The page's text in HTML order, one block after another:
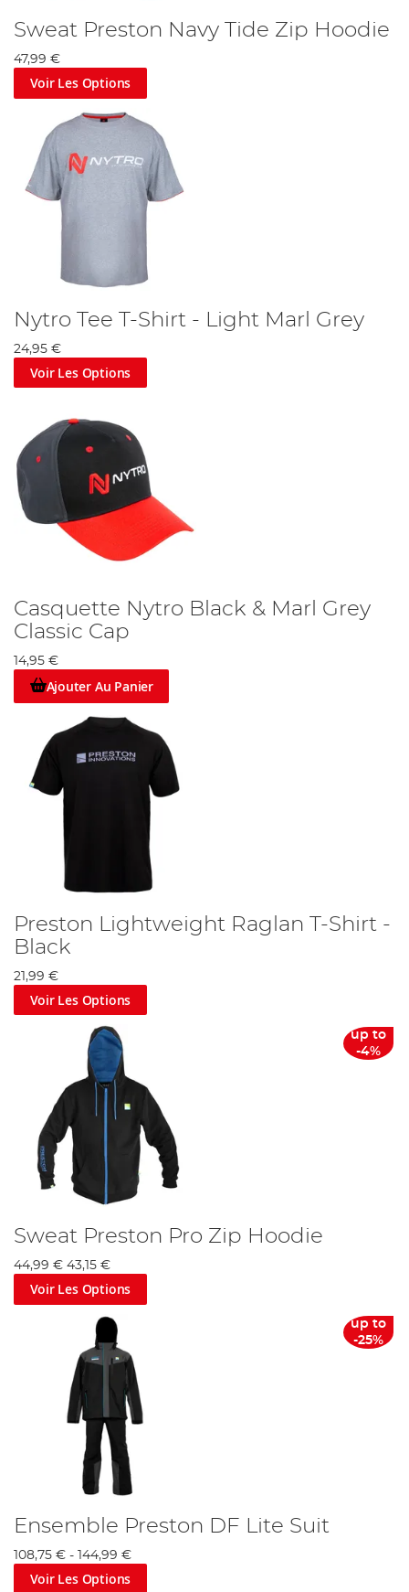
Sweat Preston Navy Tide Zip Hoodie
47,99 €
Voir Les Options
Nytro Tee T-Shirt - Light Marl Grey
24,95 €
Voir Les Options
Casquette Nytro Black & Marl Grey
Classic Cap
14,95 €
Ajouter Au Panier
Preston Lightweight Raglan T-Shirt -
Black
21,99 €
Voir Les Options
up to
-4%
Sweat Preston Pro Zip Hoodie
44,99 € 43,15 €
Voir Les Options
up to
-25%
Ensemble Preston DF Lite Suit
108,75 € - 144,99 €
Voir Les Options